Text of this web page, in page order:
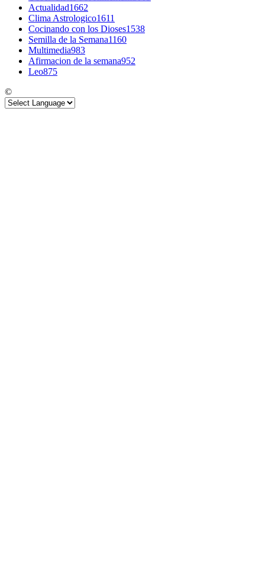
Actualidad1662
Clima Astrologico1611
Cocinando con los Dioses1538
Semilla de la Semana1160
Multimedia983
Afirmacion de la semana952
Leo875
©